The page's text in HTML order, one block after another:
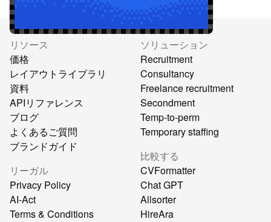
リソース
価格
レイアウトライブラリ
資料
APIリファレンス
ブログ
よくあるご質問
ブランドガイド
リーガル
Privacy Policy
AI-Act
Terms & Conditions
ソリューション
Recruitment
Consultancy
Freelance recruitment
Secondment
Temp-to-perm
Temporary staffing
比較する
CVFormatter
Chat GPT
Allsorter
HireAra